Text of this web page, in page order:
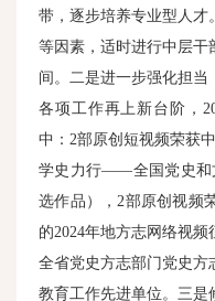
带，逐步培养专业型人才
等因素，适时进行中层干
间。二是进一步强化担
各项工作再上新台阶，
中：2部原创短视频荣获
学史力行——全国党史和
选作品），2部原创视频
的2024年地方志网络视
全省党史方志部门党史方
教育工作先进单位。三是